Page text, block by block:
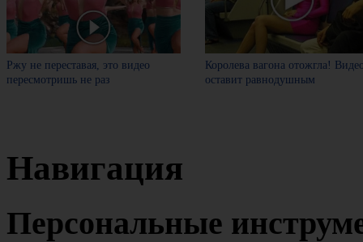
Ржу не переставая, это видео
пересмотришь не раз
Королева вагона отожгла!
оставит равнодушным
Навигация
Персональные